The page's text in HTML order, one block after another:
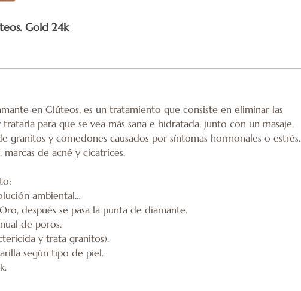
Gold 24k
en Glúteos, es un tratamiento que consiste en eliminar las
tratarla para que se vea más sana e hidratada, junto con un masaje.
granitos y comedones causados por síntomas hormonales o estrés.
de acné y cicatrices.
ambiental…
después se pasa la punta de diamante.
de poros.
y trata granitos).
según tipo de piel.